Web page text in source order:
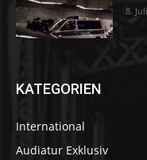
8.
KATEGORIEN
International
Audiatur Exklusiv